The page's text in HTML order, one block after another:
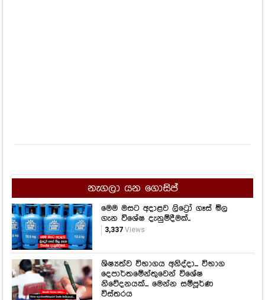
නැගලා යන ගොසිප්
මෙම මසට අදාළව ලිට්‍රෝ ගෑස් මිල
ගැන විශේෂ දැනුම්දීමක්..
3,337Views
ශිෂ්‍යත්ව විභාගය අනිද්දා... විභාග
දෙපාර්තමේන්තුවෙන් විශේෂ
නිවේදනයක්... මෙන්න සම්පූර්ණ
විස්තරය